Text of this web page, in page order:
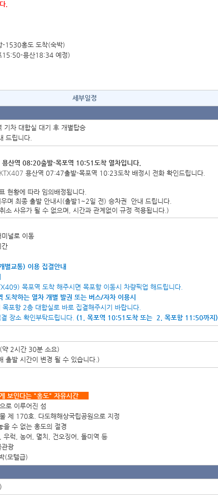
.
-1530홍도 도착(숙박)
15:50-용산18:34 예정)
세부일정
기차 대합실 대기 후 개별탑승
드립니다.
용산역 08:20출발-목포역 10:51도착 열차입니다.
KTX407 용산역 07:47출발-목포역 10:23도착 배정시 전화 확인드립니다.
현황에 따라 임의배정됩니다.
며 최종 출발 안내시(출발1~2일 전) 승차권 안내 드립니다.
소 사유가 될 수 없으며, 시간과 관계없이 규정 적용됩니다.)
널로 이동
간
별교통) 이용 집결안내
목포역 도착 해주시면 목포항 이동시 차량픽업 해드립니다.
도착하는 열차 개별 발권 또는 버스/자차 이용시
포항 2층 대합실로 바로 집결해주시기 바랍니다.
장소 확인부탁드립니다. (1. 목포역 10:51도착 또는 2. 목포항 11:50까지)
(약 2시간 30분 소요)
출발 시간이 변경 될 수 있습니다.)
보인다는 "홍도" 자유시간
로 이루어진 섬
제 170호. 다도해해상국립공원으로 지정
을 수 없는 홍도의 절경
우럭, 농어, 멸치, 건오징어, 돌미역 등
광
(모텔급)